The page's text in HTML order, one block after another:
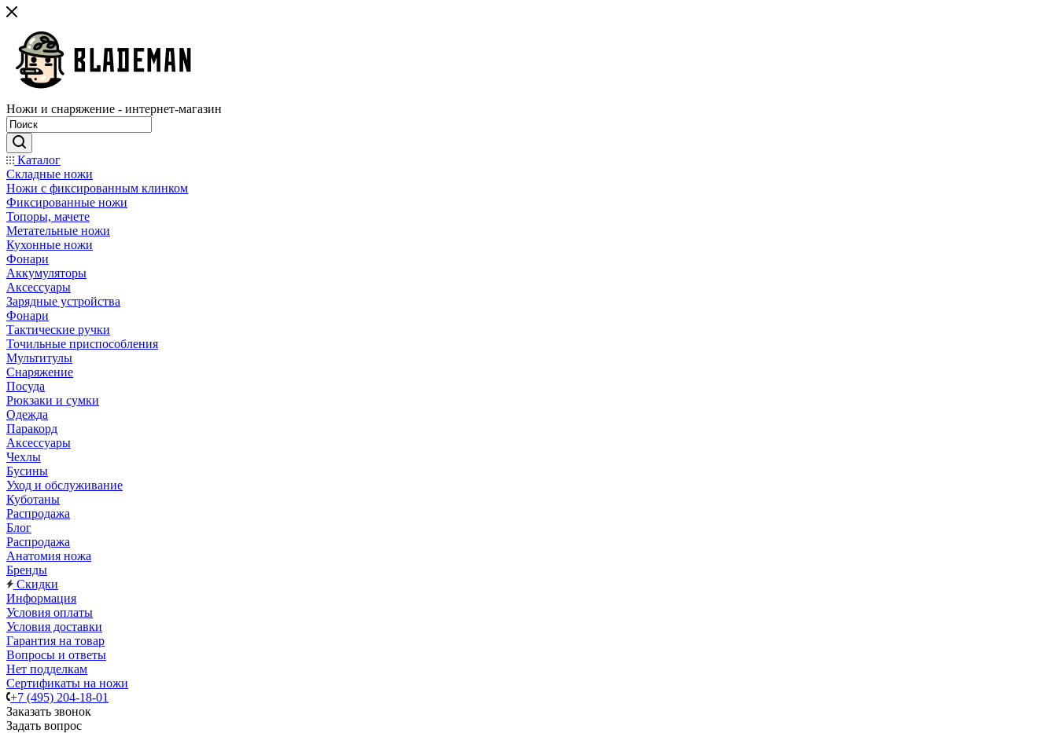
Ножи и снаряжение - интернет-магазин
Каталог
Складные ножи
Ножи с фиксированным клинком
Фиксированные ножи
Топоры, мачете
Метательные ножи
Кухонные ножи
Фонари
Аккумуляторы
Аксессуары
Зарядные устройства
Фонари
Тактические ручки
Точильные приспособления
Мультитулы
Снаряжение
Посуда
Рюкзаки и сумки
Одежда
Паракорд
Аксессуары
Чехлы
Бусины
Уход и обслуживание
Куботаны
Распродажа
Блог
Распродажа
Анатомия ножа
Бренды
Скидки
Информация
Условия оплаты
Условия доставки
Гарантия на товар
Вопросы и ответы
Нет подделкам
Сертификаты на ножи
+7 (495) 204-18-01
Заказать звонок
Задать вопрос